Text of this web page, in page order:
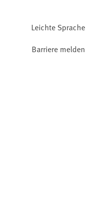
Leichte Sprache
Barriere melden